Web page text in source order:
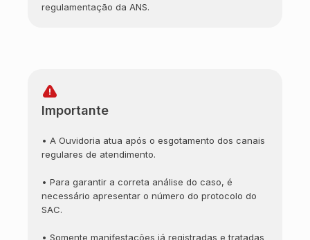
regulamentação da ANS.
Importante
• A Ouvidoria atua após o esgotamento dos canais
regulares de atendimento.
• Para garantir a correta análise do caso, é
necessário apresentar o número do protocolo do
SAC.
• Somente manifestações já registradas e tratadas